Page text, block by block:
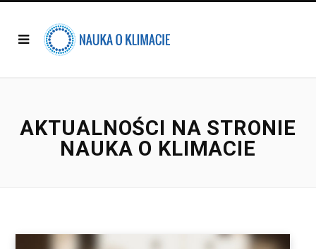
AKTUALNOŚCI NA STRONIE
NAUKA O KLIMACIE